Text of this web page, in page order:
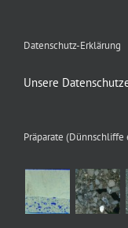
Datenschutz-Erklärung
Unsere
Präparate (Dünnschliffe